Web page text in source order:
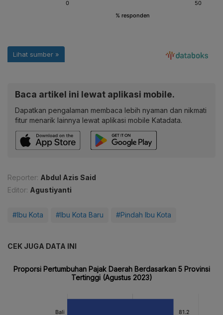
Baca artikel ini lewat aplikasi mobile.
Dapatkan pengalaman membaca lebih nyaman dan nikmati
fitur menarik lainnya lewat aplikasi mobile Katadata.
Reporter: Abdul Azis Said
Editor: Agustiyanti
#Ibu Kota #Ibu Kota Baru #Pindah Ibu Kota
CEK JUGA DATA INI